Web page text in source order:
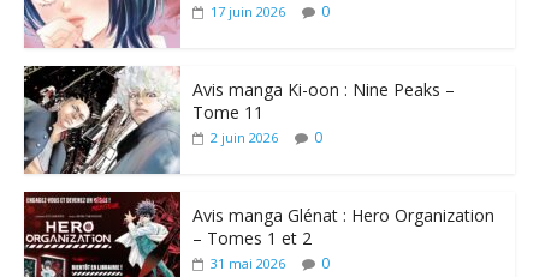
17 juin 2026 0
Avis manga Ki-oon : Nine Peaks –
Tome 11
2 juin 2026 0
Avis manga Glénat : Hero Organization
– Tomes 1 et 2
31 mai 2026 0